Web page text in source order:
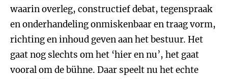
waarin overleg, constructief debat, tegenspraak
en onderhandeling onmiskenbaar en traag vorm,
richting en inhoud geven aan het bestuur. Het
gaat nog slechts om het ‘hier en nu’, het gaat
vooral om de bühne. Daar speelt nu het echte